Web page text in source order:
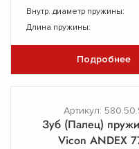
Внутр. диаметр пружины:
Длина пружины:
Подробнее
Артикул:
Зуб (Палец)
Vicon ANDEX